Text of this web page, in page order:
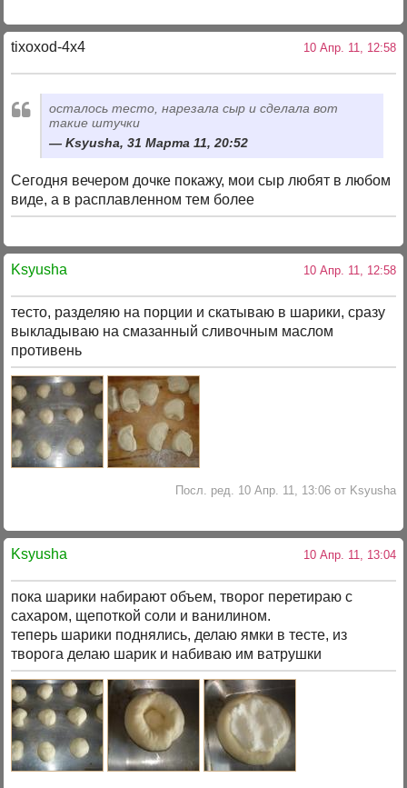
tixoxod-4x4 10 Апр. 11, 12:58
осталось тесто, нарезала сыр и сделала вот
такие штучки
Ksyusha, 31 Марта 11, 20:52
Сегодня вечером дочке покажу, мои сыр любят в любом
виде, а в расплавленном тем более
Ksyusha 10 Апр. 11, 12:58
тесто, разделяю на порции и скатываю в шарики, сразу
выкладываю на смазанный сливочным маслом
противень
Посл. ред. 10 Апр. 11, 13:06 от Ksyusha
Ksyusha 10 Апр. 11, 13:04
пока шарики набирают объем, творог перетираю с
сахаром, щепоткой соли и ванилином.
теперь шарики поднялись, делаю ямки в тесте, из
творога делаю шарик и набиваю им ватрушки